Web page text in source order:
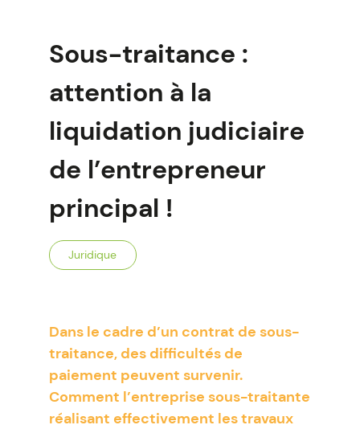
Sous-traitance :
attention à la
liquidation judiciaire
de l’entrepreneur
principal !
Juridique
Dans le cadre d’un contrat de sous-
traitance, des difficultés de
paiement peuvent survenir.
Comment l’entreprise sous-traitante
réalisant effectivement les travaux